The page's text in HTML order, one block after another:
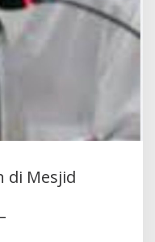
di Mesjid